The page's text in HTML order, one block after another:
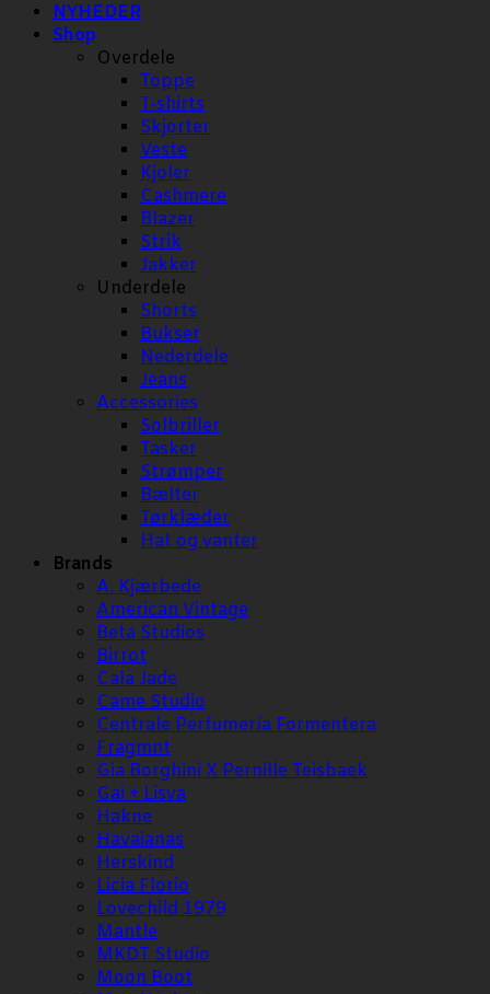
NYHEDER
Shop
Overdele
Toppe
T-shirts
Skjorter
Veste
Kjoler
Cashmere
Blazer
Strik
Jakker
Underdele
Shorts
Bukser
Nederdele
Jeans
Accessories
Solbriller
Tasker
Strømper
Bælter
Tørklæder
Hat og vanter
Brands
A. Kjærbede
American Vintage
Beta Studios
Birrot
Cala Jade
Came Studio
Centrale Perfumería Formentera
Fragmnt
Gia Borghini X Pernille Teisbaek
Gai + Lisva
Hakne
Havaianas
Herskind
Licia Florio
Lovechild 1979
Mantle
MKDT Studio
Moon Boot